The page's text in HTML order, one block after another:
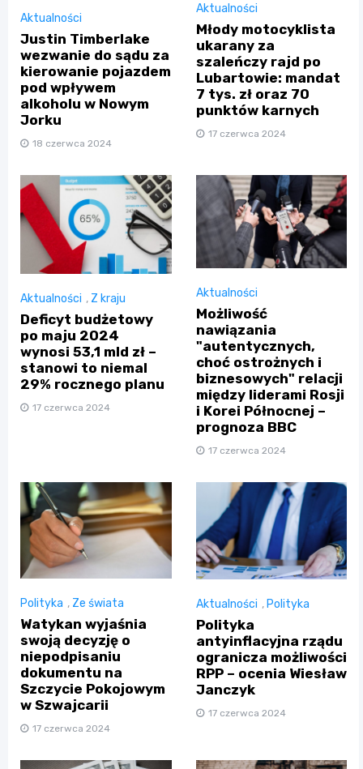
Aktualności
Justin Timberlake
wezwanie do sądu za
kierowanie pojazdem
pod wpływem
alkoholu w Nowym
Jorku
18 czerwca 2024
Aktualności
Młody motocyklista
ukarany za
szaleńczy rajd po
Lubartowie: mandat
7 tys. zł oraz 70
punktów karnych
17 czerwca 2024
Aktualności , Z kraju
Deficyt budżetowy
po maju 2024
wynosi 53,1 mld zł –
stanowi to niemal
29% rocznego planu
17 czerwca 2024
Aktualności
Możliwość
nawiązania
"autentycznych,
choć ostrożnych i
biznesowych" relacji
między liderami Rosji
i Korei Północnej –
prognoza BBC
17 czerwca 2024
Polityka , Ze świata
Watykan wyjaśnia
swoją decyzję o
niepodpisaniu
dokumentu na
Szczycie Pokojowym
w Szwajcarii
17 czerwca 2024
Aktualności , Polityka
Polityka
antyinflacyjna rządu
ogranicza możliwości
RPP – ocenia Wiesław
Janczyk
17 czerwca 2024